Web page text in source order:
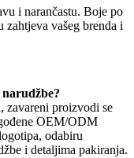
i narančastu. Boje po
zahtjeva vašeg brenda i
zavareni proizvodi se
OEM/ODM
odabiru
i detaljima pakiranja.